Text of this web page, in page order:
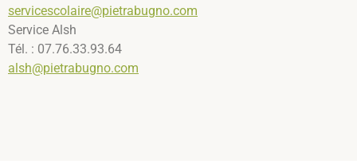
servicescolaire@pietrabugno.com
Service Alsh
Tél. : 07.76.33.93.64
alsh@pietrabugno.com